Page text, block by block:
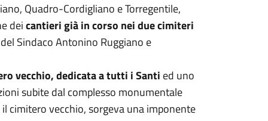
Quadro-Cordigliano e Torregentile,
deicantieri già in corso nei due cimiteri
Sindaco Antonino Ruggiano e
vecchio, dedicata a tutti i Santi ed uno
subite dal complesso monumentale
cimitero vecchio, sorgeva una imponente